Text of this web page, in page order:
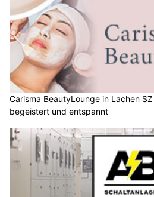
Carisma BeautyLounge in Lachen
begeistert und entspannt